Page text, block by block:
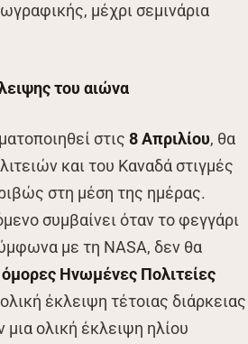
μέχρι σεμινάρια
του αιώνα
στις 8 Απριλίου, θα
και του Καναδά στιγμές
στη μέση της ημέρας.
συμβαίνει όταν το φεγγάρι
με τη NASA, δεν θα
όμορες Ηνωμένες Πολιτείες
έκλειψη τέτοιας διάρκειας
μια ολική έκλειψη ηλίου